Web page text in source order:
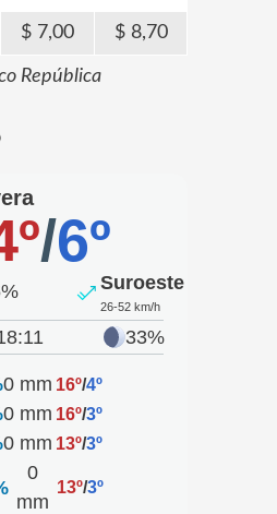
7,00 8,70
República
/6º
Suroeste
26-52 km/h
33%
0 mm 16º/4º
0 mm 16º/3º
0 mm 13º/3º
0
mm
13º/3º